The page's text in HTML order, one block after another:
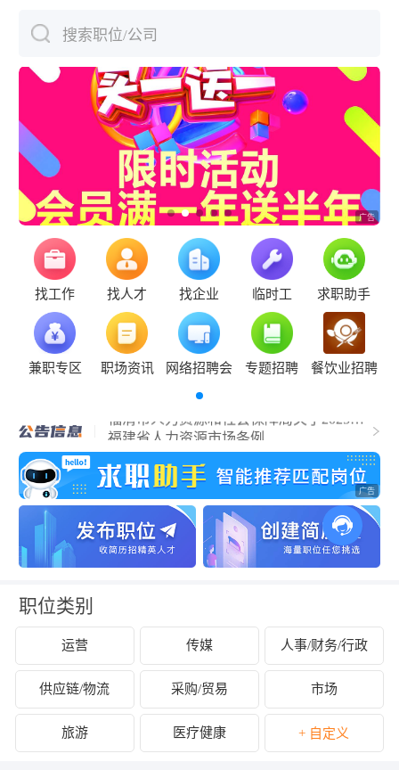
搜索职位/公司
找工作 找人才 找企业 临时工 求职助手
兼职专区 职场资讯 网络招聘会 专题招聘 餐饮业招聘
福清市事业单位公开招聘工作人员（含参
聘和控制数人员）的公告
福建省人力资源市场条例
关于拟认定2025年福清市第二批吸纳重点
群体就业认定的企业名单的公示
关于开展2024年度企业劳动保障守法诚信
等级评价工作的公告
关于公布2024年度福清市经营性人力资源
服务机构年度报告结果的通知
关于拟拨付2025年2月份福清市失业保险支
持参保职工提升职业技能补贴的公示
关于征集2025年“好年华 聚福州”大学生暑
期社会实践岗位的通知
关于2024年度福清市民办职业培训机构年
检年报情况的公示
关于拟拨付我市2025年3月职业培训 “见证
职位类别
运营 传媒 人事/财务/行政
供应链/物流 采购/贸易 市场
旅游 医疗健康 + 自定义